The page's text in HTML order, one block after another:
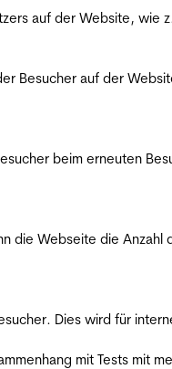
auf der Website,
Besucher auf der
beim erneuten
die Webseite die
Dies wird für
mit Tests mit